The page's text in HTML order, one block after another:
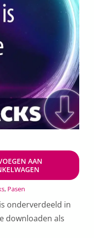
AAN
, Pasen
onderverdeeld in
downloaden als